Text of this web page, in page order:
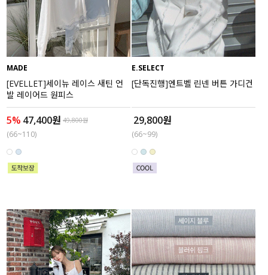
MADE
[EVELLET]세이뉴 레이스 새틴 언
발 레이어드 원피스
5% 47,400원 49,800원
(66~110)
E.SELECT
[단독진행]엔트벨 린넨 버튼 가디건
29,800원
(66~99)